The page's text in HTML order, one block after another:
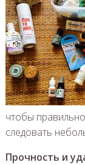
чтобы
следовать
Прочность и